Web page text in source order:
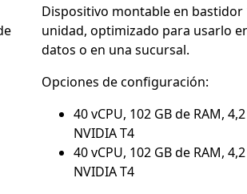
Dispositivo montable en bastidor
unidad, optimizado para usarlo
datos o en una sucursal.
Opciones de configuración:
40 vCPU, 102 GB de RAM,
NVIDIA T4
40 vCPU, 102 GB de RAM,
NVIDIA T4